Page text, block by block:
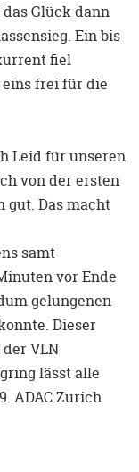
Glück dann
Ein bis
fiel
frei für die
Leid für unseren
von der ersten
gut. Das macht
samt
vor Ende
gelungenen
Dieser
VLN
lässt alle
ADAC Zurich